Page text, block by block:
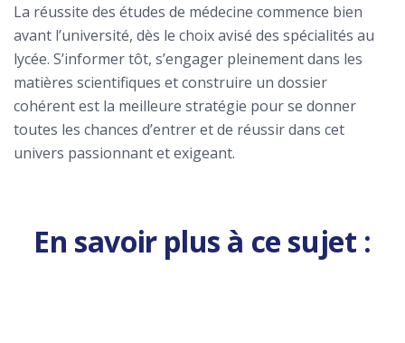
La réussite des études de médecine commence bien
avant l’université, dès le choix avisé des spécialités au
lycée. S’informer tôt, s’engager pleinement dans les
matières scientifiques et construire un dossier
cohérent est la meilleure stratégie pour se donner
toutes les chances d’entrer et de réussir dans cet
univers passionnant et exigeant.
En savoir plus à ce sujet :